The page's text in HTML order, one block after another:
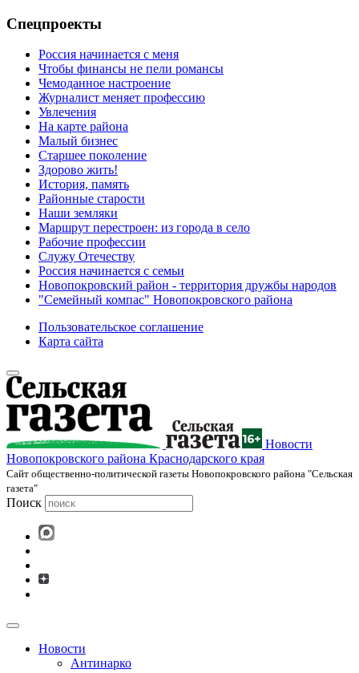
Спецпроекты
Россия начинается с меня
Чтобы финансы не пели романсы
Чемоданное настроение
Журналист меняет профессию
Увлечения
На карте района
Малый бизнес
Старшее поколение
Здорово жить!
История, память
Районные старости
Наши земляки
Маршрут перестроен: из города в село
Рабочие профессии
Служу Отечеству
Россия начинается с семьи
Новопокровский район - территория дружбы народов
"Семейный компас" Новопокровского района
Пользовательское соглашение
Карта сайта
Новости
Новопокровского района Краснодарского края
Cайт общественно-политической газеты Новопокровского района "Сельская
газета"
Поиск
Новости
Антинарко